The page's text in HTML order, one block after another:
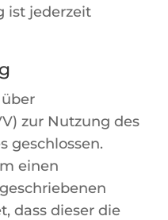
ist jederzeit
zur Nutzung des
geschlossen.
einen
dass dieser die